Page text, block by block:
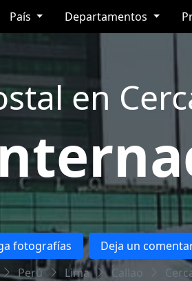
País Departamentos
en
fotografías Deja un
Perú Lima Callao